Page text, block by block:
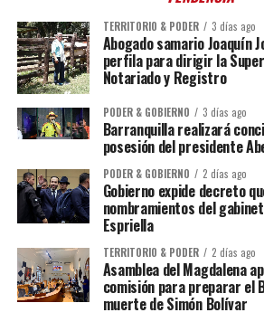
TERRITORIO & PODER 3 días ago
Abogado samario Joaquín
perfila para dirigir la
Notariado y Registro
PODER & GOBIERNO 3 días ago
Barranquilla realizará
posesión del presidente
PODER & GOBIERNO 2 días ago
Gobierno expide decreto
nombramientos del
Espriella
TERRITORIO & PODER 2 días ago
Asamblea del Magdalena
comisión para preparar el
muerte de Simón Bolívar